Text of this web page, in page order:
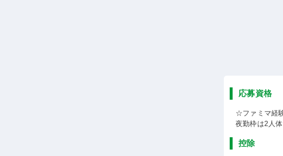
応募資格
☆ファミマ経
夜勤枠は2人
控除